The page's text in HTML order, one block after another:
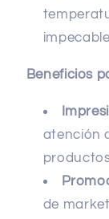
Beneficios
atención
de